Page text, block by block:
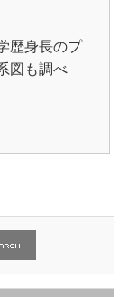
歴身長のプ
図も調べ